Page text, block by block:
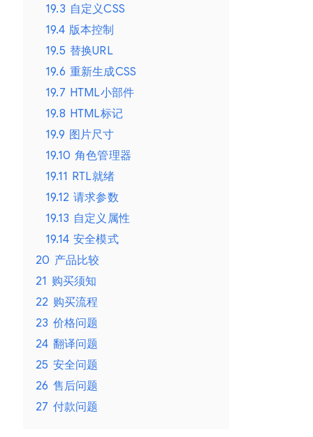
19.3 自定义CSS
19.4 版本控制
19.5 替换URL
19.6 重新生成CSS
19.7 HTML小部件
19.8 HTML标记
19.9 图片尺寸
19.10 角色管理器
19.11 RTL就绪
19.12 请求参数
19.13 自定义属性
19.14 安全模式
20 产品比较
21 购买须知
22 购买流程
23 价格问题
24 翻译问题
25 安全问题
26 售后问题
27 付款问题